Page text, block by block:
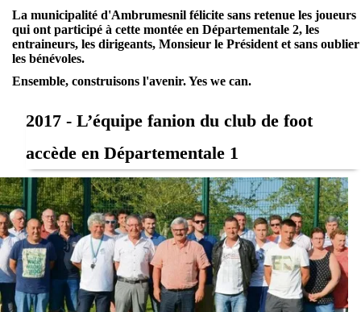
La municipalité d'Ambrumesnil félicite sans retenue les joueurs
qui ont participé à cette montée en Départementale 2, les
entraineurs, les dirigeants, Monsieur le Président et sans oublier
les bénévoles.
Ensemble, construisons l'avenir. Yes we can.
2017 - L’équipe fanion du club de foot
accède en Départementale 1